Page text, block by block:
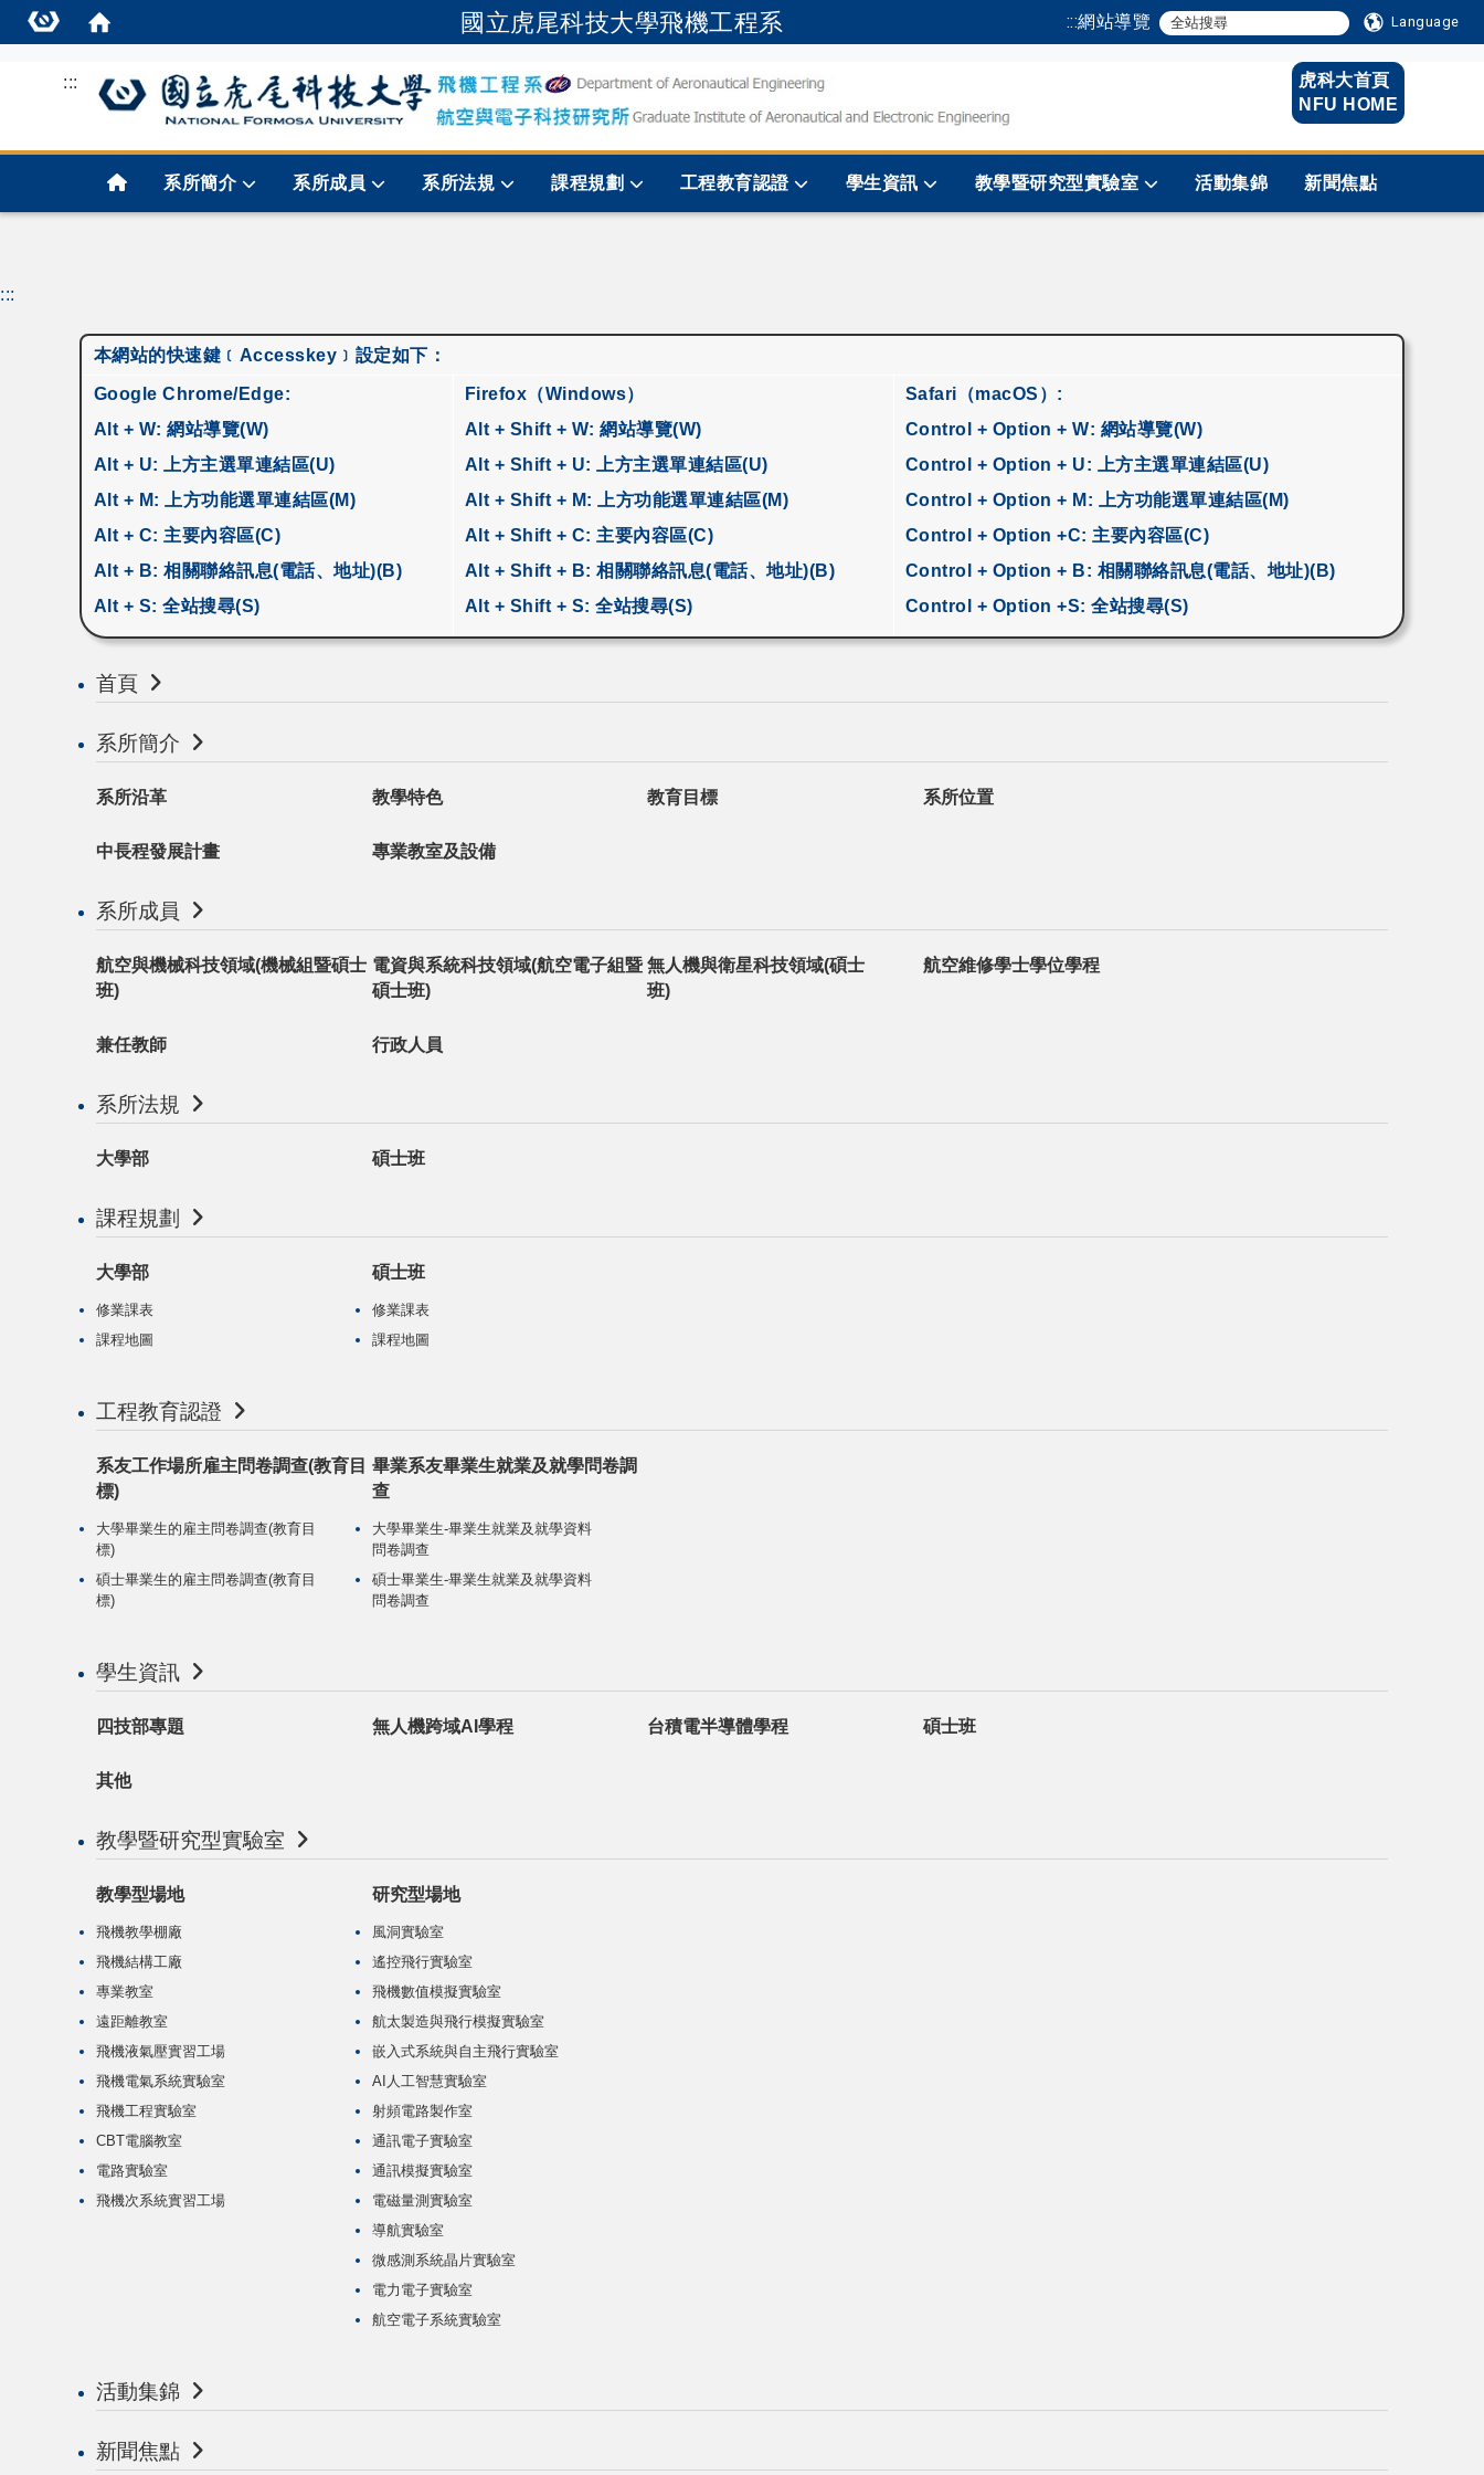
國立虎尾科技大學飛機工程系 :::網站導覽 Language
跳到主要內容
虎科大首頁
NFU HOME
:::
首頁 系所簡介 系所成員 系所法規 課程規劃 工程教育認證 學生資訊 教學暨研究型實驗室 活動集錦 新聞焦點
:::
本網站的快速鍵﹝Accesskey﹞設定如下：
Google Chrome/Edge:
Alt + W: 網站導覽(W)
Alt + U: 上方主選單連結區(U)
Alt + M: 上方功能選單連結區(M)
Alt + C: 主要內容區(C)
Alt + B: 相關聯絡訊息(電話、地址)(B)
Alt + S: 全站搜尋(S)
Firefox（Windows）
Alt + Shift + W: 網站導覽(W)
Alt + Shift + U: 上方主選單連結區(U)
Alt + Shift + M: 上方功能選單連結區(M)
Alt + Shift + C: 主要內容區(C)
Alt + Shift + B: 相關聯絡訊息(電話、地址)(B)
Alt + Shift + S: 全站搜尋(S)
Safari（macOS）:
Control + Option + W: 網站導覽(W)
Control + Option + U: 上方主選單連結區(U)
Control + Option + M: 上方功能選單連結區(M)
Control + Option +C: 主要內容區(C)
Control + Option + B: 相關聯絡訊息(電話、地址)(B)
Control + Option +S: 全站搜尋(S)
首頁
系所簡介
系所沿革 教學特色 教育目標 系所位置
中長程發展計畫 專業教室及設備
系所成員
航空與機械科技領域(機械組暨碩士
班)
電資與系統科技領域(航空電子組暨
碩士班)
無人機與衛星科技領域(碩士
班)
航空維修學士學位學程
兼任教師 行政人員
系所法規
大學部 碩士班
課程規劃
大學部
修業課表
課程地圖
碩士班
修業課表
課程地圖
工程教育認證
系友工作場所雇主問卷調查(教育目
標)
大學畢業生的雇主問卷調查(教育目
標)
碩士畢業生的雇主問卷調查(教育目
標)
畢業系友畢業生就業及就學問卷調
查
大學畢業生-畢業生就業及就學資料
問卷調查
碩士畢業生-畢業生就業及就學資料
問卷調查
學生資訊
四技部專題 無人機跨域AI學程 台積電半導體學程 碩士班
其他
教學暨研究型實驗室
教學型場地
飛機教學棚廠
飛機結構工廠
專業教室
遠距離教室
飛機液氣壓實習工場
飛機電氣系統實驗室
飛機工程實驗室
CBT電腦教室
電路實驗室
飛機次系統實習工場
研究型場地
風洞實驗室
遙控飛行實驗室
飛機數值模擬實驗室
航太製造與飛行模擬實驗室
嵌入式系統與自主飛行實驗室
AI人工智慧實驗室
射頻電路製作室
通訊電子實驗室
通訊模擬實驗室
電磁量測實驗室
導航實驗室
微感測系統晶片實驗室
電力電子實驗室
航空電子系統實驗室
活動集錦
新聞焦點